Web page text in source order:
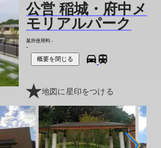
公営 稲城・府中メ
モリアルパーク
墓所使用料 -
-
概要を閉じる
地図に星印をつける